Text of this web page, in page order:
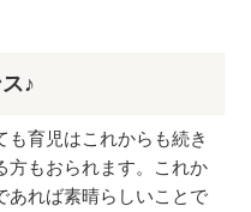
♪
も育児はこれからも続き
方もおられます。これか
あれば素晴らしいことで